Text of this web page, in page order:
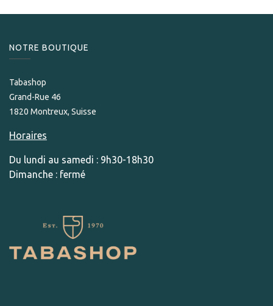
NOTRE BOUTIQUE
Tabashop
Grand-Rue 46
1820 Montreux, Suisse
Horaires
Du lundi au samedi : 9h30-18h30
Dimanche : fermé